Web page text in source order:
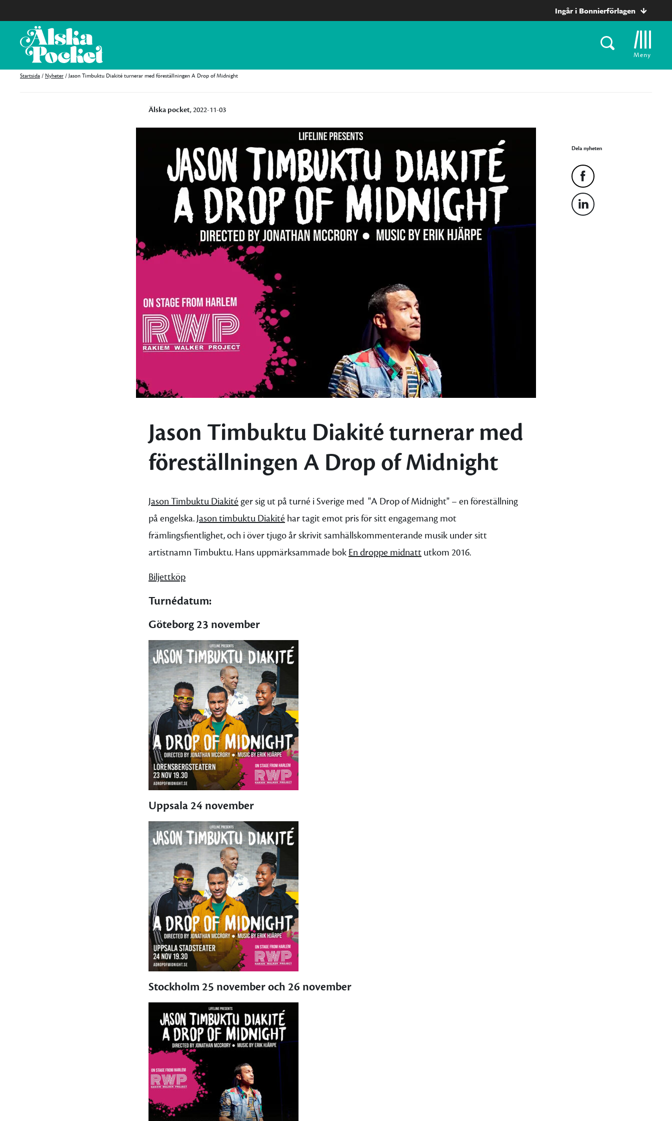
Ingår i Bonnierförlagen
Meny
Startsida / Nyheter /Jason Timbuktu Diakité turnerar med föreställningen A Drop of Midnight
Älska pocket, 2022-11-03
Dela nyheten
Jason Timbuktu Diakité turnerar med
föreställningen A Drop of Midnight
Jason Timbuktu Diakité ger sig ut på turné i Sverige med "A Drop of Midnight" – en föreställning
på engelska.Jason timbuktu Diakité har tagit emot pris för sitt engagemang mot
främlingsfientlighet, och i över tjugo år skrivit samhällskommenterande musik under sitt
artistnamn Timbuktu. Hans uppmärksammade bok En droppe midnatt utkom 2016.
Biljettköp
Turnédatum:
Göteborg 23 november
Uppsala 24 november
Stockholm 25 november och 26 november